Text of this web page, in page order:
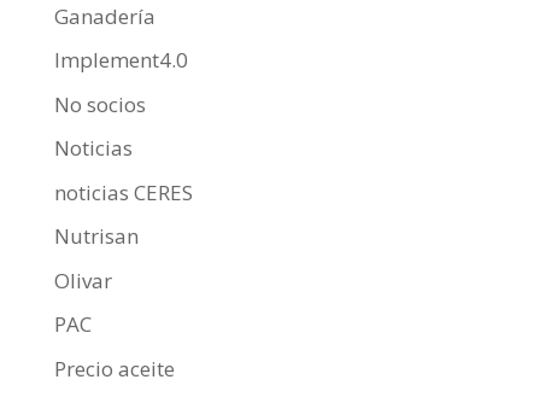
Ganadería
Implement4.0
No socios
Noticias
noticias CERES
Nutrisan
Olivar
PAC
Precio aceite